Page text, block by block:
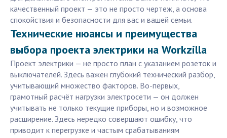
качественный проект — это не просто чертеж, а основа
спокойствия и безопасности для вас и вашей семьи.
Технические нюансы и преимущества
выбора проекта электрики на Workzilla
Проект электрики — не просто план с указанием розеток и
выключателей. Здесь важен глубокий технический разбор,
учитывающий множество факторов. Во-первых,
грамотный расчёт нагрузки электросети — он должен
учитывать не только текущие приборы, но и возможное
расширение. Здесь нередко совершают ошибку, что
приводит к перегрузке и частым срабатываниям